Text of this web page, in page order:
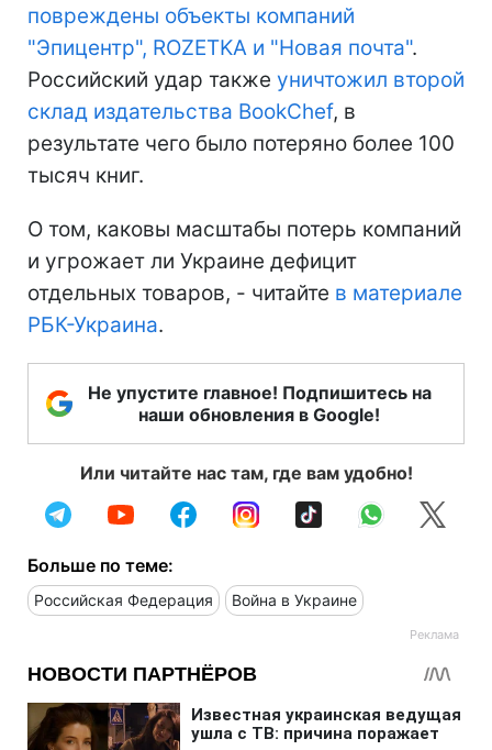
повреждены объекты компаний
"Эпицентр", ROZETKA и "Новая почта".
Российский удар также уничтожил второй
склад издательства BookChef, в
результате чего было потеряно более 100
тысяч книг.
О том, каковы масштабы потерь компаний
и угрожает ли Украине дефицит
отдельных товаров, - читайте в материале
РБК-Украина.
Не упустите главное! Подпишитесь на
наши обновления в Google!
Или читайте нас там, где вам удобно!
Больше по теме:
Российская Федерация Война в Украине